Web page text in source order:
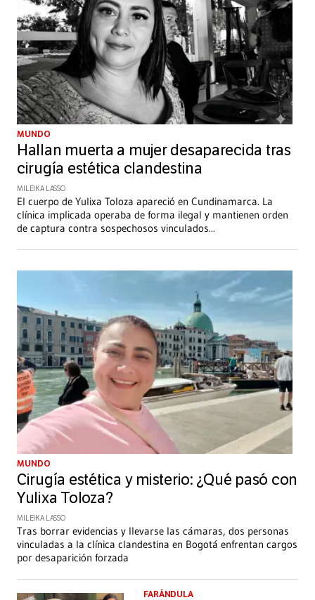
MUNDO
Hallan muerta a mujer desaparecida tras
cirugía estética clandestina
MILEIKA LASSO
El cuerpo de Yulixa Toloza apareció en Cundinamarca. La
clínica implicada operaba de forma ilegal y mantienen orden
de captura contra sospechosos vinculados...
MUNDO
Cirugía estética y misterio: ¿Qué pasó con
Yulixa Toloza?
MILEIKA LASSO
Tras borrar evidencias y llevarse las cámaras, dos personas
vinculadas a la clínica clandestina en Bogotá enfrentan cargos
por desaparición forzada
FARÁNDULA